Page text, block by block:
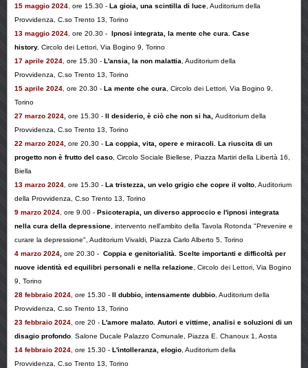
15 maggio 2024 ore 15.30 - La gioia, una scintilla di luce , Auditorium della
Provvidenza
C.so Trento 13, Torino
13 maggio 2024 , ore 20.30 - Ipnosi integrata, la mente che cura. Case
history. Circolo dei Lettori, Via Bogino 9, Torino
17 aprile 2024 ore 15.30 - L'ansia, la non malattia Auditorium della
Provvidenza, C.so Trento 13, Torino
15 aprile 2024 , ore 20.30 - La mente che cura
Circolo dei Lettori, Via Bogino 9,
Torino
27 marzo 2024, ore 15.30 - Il desiderio, è ciò che non si ha
Auditorium della
Provvidenza, C.so Trento 13, Torino
22 marzo 2024, ore 20.30 - La coppia, vita, opere e miracoli. La riuscita di un
progetto non è frutto del caso , Circolo Sociale Biellese, Piazza Martiri della Libertà 16,
Biella
13 marzo 2024 , ore 15.30 - La tristezza, un velo grigio che copre il volto , Auditorium
della Provvidenza, C.so Trento 13, Torino
9 marzo 2024 , ore 9.00 - Psicoterapia, un diverso approccio e l'ipnosi integrata
nella cura della depressione intervento nell'ambito della Tavola Rotonda "Prevenire e
curare la depressione", Auditorium Vivaldi, Piazza Carlo Alberto 5, Torino
4 marzo 2024 ore 20.30 - Coppia e genitorialità. Scelte importanti e difficoltà per
nuove identità ed equilibri personali e nella relazione Circolo dei Lettori, Via Bogino
9, Torino
28 febbraio 2024 , ore 15.30 - Il dubbio, intensamente dubbio , Auditorium della
Provvidenza, C.so Trento 13, Torino
23 febbraio 2024 , ore 20 - L'amore malato. Autori e vittime, analisi e soluzioni di un
disagio profondo Salone Ducale Palazzo Comunale, Piazza E. Chanoux 1, Aosta
14 febbraio 2024 , ore 15.30 - L'intolleranza, elogio , Auditorium della
Provvidenza, C.so Trento 13, Torino